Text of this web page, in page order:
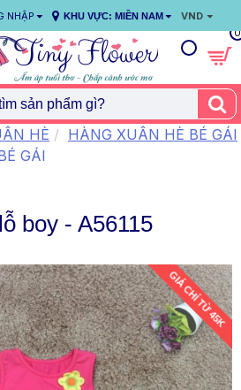
NHẬP KHU VỰC: MIỀN NAM
VND
0
HÈ
HÀNG XUÂN HÈ BÉ GÁI
GÁI
boy - A56115
GIÁ CHỈ TỪ 45K